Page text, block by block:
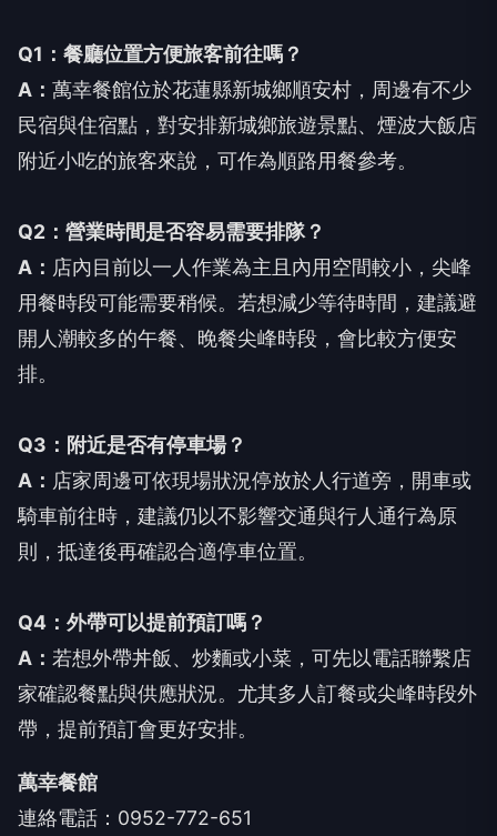
Q1：餐廳位置方便旅客前往嗎？
A： 萬幸餐館位於花蓮縣新城鄉順安村，周邊有不少
民宿與住宿點，對安排新城鄉旅遊景點、煙波大飯店
附近小吃的旅客來說，可作為順路用餐參考。
Q2：營業時間是否容易需要排隊？
A： 店內目前以一人作業為主且內用空間較小，尖峰
用餐時段可能需要稍候。若想減少等待時間，建議避
開人潮較多的午餐、晚餐尖峰時段，會比較方便安
排。
Q3：附近是否有停車場？
A： 店家周邊可依現場狀況停放於人行道旁，開車或
騎車前往時，建議仍以不影響交通與行人通行為原
則，抵達後再確認合適停車位置。
Q4：外帶可以提前預訂嗎？
A： 若想外帶丼飯、炒麵或小菜，可先以電話聯繫店
家確認餐點與供應狀況。尤其多人訂餐或尖峰時段外
帶，提前預訂會更好安排。
萬幸餐館
連絡電話：0952-772-651